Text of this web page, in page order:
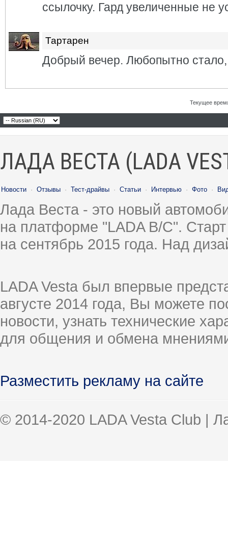
ссылочку. Гард увеличенные не
Тартарен
Добрый вечер. Любопытно стало,
Текущее
ЛАДА ВЕСТА (LADA
Новости · Отзывы · Тест-драйвы · Статьи · Интервью · Фото ·
Лада Веста - это новый
на платформе "LADA B/C".
на сентябрь 2015 года. Над
LADA Vesta был впервые
августе 2014 года, Вы можете
новости, узнать технические
для общения и обмена
Разместить рекламу на сайте
© 2014-2020 LADA Vesta Club |